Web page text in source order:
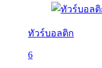
ทัวร์บอลติก
6